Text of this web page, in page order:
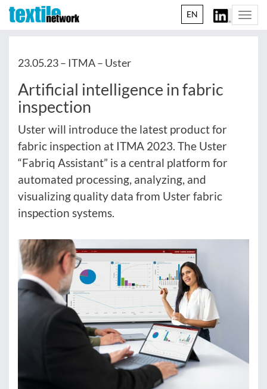
EN
23.05.23 – ITMA – Uster
Artificial intelligence in fabric
inspection
Uster will introduce the latest product for
fabric inspection at ITMA 2023. The Uster
“Fabriq Assistant” is a central platform for
automated processing, analyzing, and
visualizing quality data from Uster fabric
inspection systems.